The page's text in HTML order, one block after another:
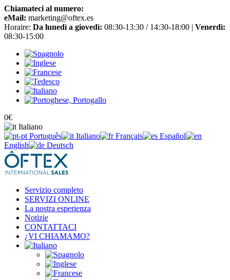
Chiamateci al numero:
eMail: marketing@oftex.es
Horaire: Da lunedì a giovedì: 08:30-13:30 / 14:30-18:00 | Venerdì:
08:30-15:00
0€
Italiano
Português
Italiano Français
Español
English
Deutsch
Servizio completo
SERVIZI ONLINE
La nostra esperienza
Notizie
CONTATTACI
¿VI CHIAMAMO?